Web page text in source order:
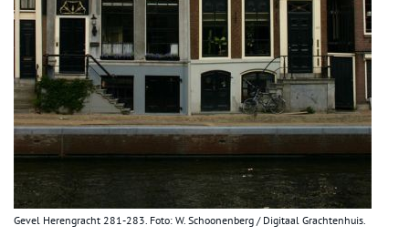
Gevel Herengracht 281-283. Foto: W. Schoonenberg / Digitaal Grachtenhuis.